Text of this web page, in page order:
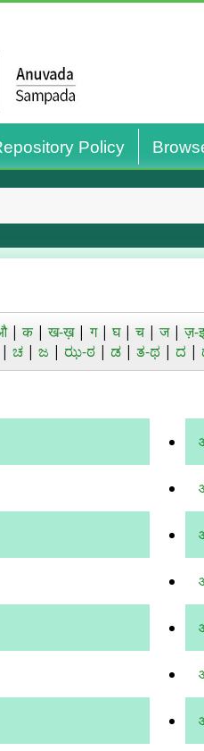
Policy
|क|ख-ख़|ग|घ|च|ज|ज़-
| ಚ | ಜ | ಝ-ಠ | ಡ | ತ-ಥ | ದ |